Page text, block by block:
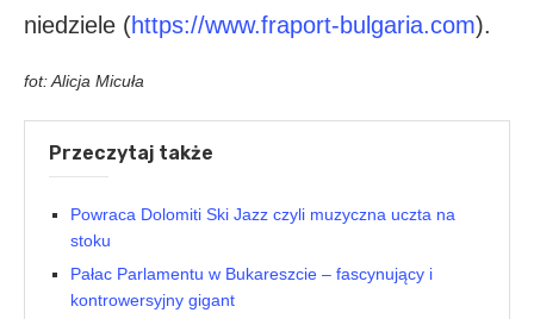
niedziele (https://www.fraport-bulgaria.com).
fot: Alicja Micuła
Przeczytaj także
Powraca Dolomiti Ski Jazz czyli muzyczna uczta na
stoku
Pałac Parlamentu w Bukareszcie – fascynujący i
kontrowersyjny gigant